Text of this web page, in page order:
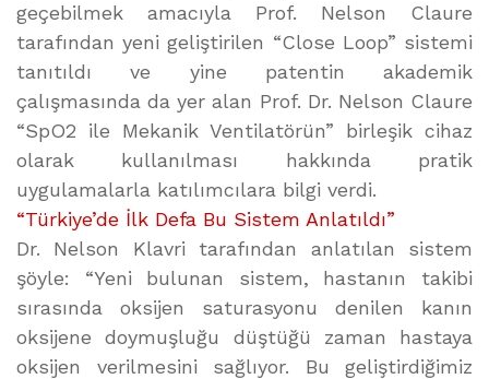
geçebilmek amacıyla Prof. Nelson Claure
tarafından yeni geliştirilen “Close Loop” sistemi
tanıtıldı ve yine patentin akademik
çalışmasında da yer alan Prof. Dr. Nelson Claure
“SpO2 ile Mekanik Ventilatörün” birleşik cihaz
olarak kullanılması hakkında pratik
uygulamalarla katılımcılara bilgi verdi.
“Türkiye’de İlk Defa Bu Sistem Anlatıldı”
Dr. Nelson Klavri tarafından anlatılan sistem
şöyle: “Yeni bulunan sistem, hastanın takibi
sırasında oksijen saturasyonu denilen kanın
oksijene doymuşluğu düştüğü zaman hastaya
oksijen verilmesini sağlıyor. Bu geliştirdiğimiz